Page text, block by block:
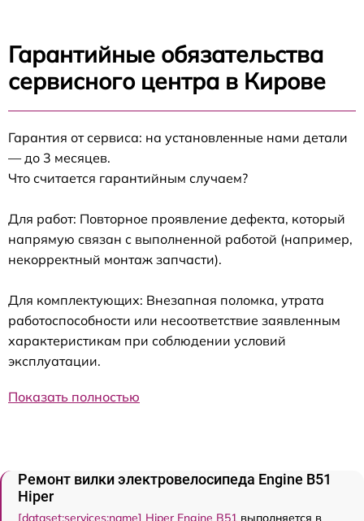
Гарантийные обязательства
сервисного центра в Кирове
Гарантия от сервиса: на установленные нами детали
— до 3 месяцев.
Что считается гарантийным случаем?
Для работ: Повторное проявление дефекта, который
напрямую связан с выполненной работой (например,
некорректный монтаж запчасти).
Для комплектующих: Внезапная поломка, утрата
работоспособности или несоответствие заявленным
характеристикам при соблюдении условий
эксплуатации.
Показать полностью
Ремонт вилки электровелосипеда Engine B51
Hiper
[dataset:services:name] Hiper Engine B51 выполняется в